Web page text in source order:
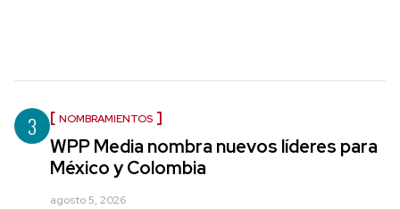
3 NOMBRAMIENTOS
WPP Media nombra nuevos líderes para
México y Colombia
agosto 5, 2026